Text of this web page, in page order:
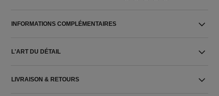
INFORMATIONS COMPLÉMENTAIRES
L'ART DU DÉTAIL
LIVRAISON & RETOURS